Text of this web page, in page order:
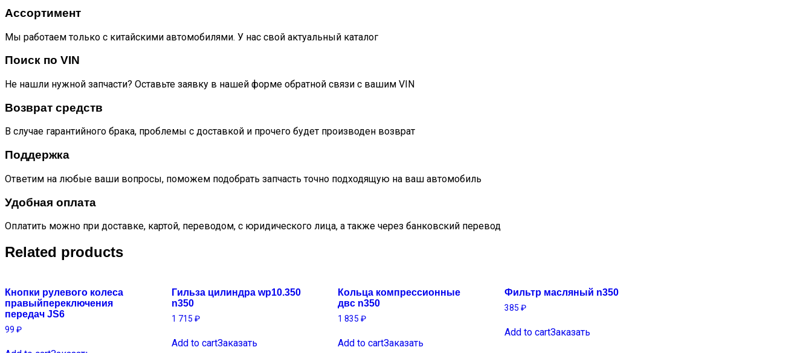
Ассортимент
Мы работаем только с китайскими автомобилями. У нас свой актуальный каталог
Поиск по VIN
Не нашли нужной запчасти? Оставьте заявку в нашей форме обратной связи с вашим VIN
Возврат средств
В случае гарантийного брака, проблемы с доставкой и прочего будет производен возврат
Поддержка
Ответим на любые ваши вопросы, поможем подобрать запчасть точно подходящую на ваш автомобиль
Удобная оплата
Оплатить можно при доставке, картой, переводом, с юридического лица, а также через банковский перевод
Related products
Кнопки рулевого колеса
правыйпереключения
передач JS6
99 ₽
Гильза цилиндра wp10.350
n350
1 715 ₽
Add to cartЗаказать
Кольца компрессионные
двс n350
1 835₽
Add to cartЗаказать
Фильтр масляный n350
385 ₽
Add to cartЗаказать